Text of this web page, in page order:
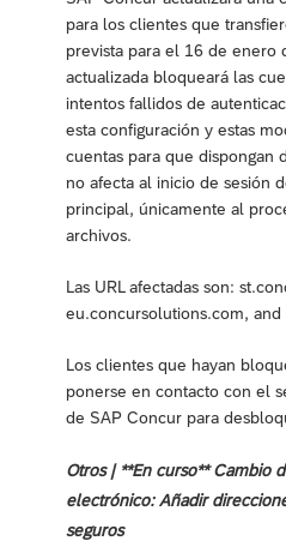
para los clientes que
prevista para el 16 de enero
actualizada bloqueará las
intentos fallidos de
esta configuración y estas
cuentas para que dispongan
no afecta al inicio de sesión
principal, únicamente al
archivos.
Las URL afectadas son:
eu.concursolutions.com,
Los clientes que hayan
ponerse en contacto con el
de SAP Concur para
Otros | **En curso** Cambio
electrónico: Añadir
seguros